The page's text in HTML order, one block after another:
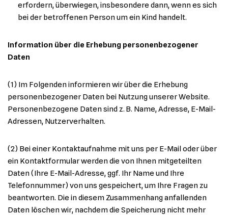
erfordern, überwiegen, insbesondere dann, wenn es sich
bei der betroffenen Person um ein Kind handelt.
Information über die Erhebung personenbezogener
Daten
(1) Im Folgenden informieren wir über die Erhebung
personenbezogener Daten bei Nutzung unserer Website.
Personenbezogene Daten sind z. B. Name, Adresse, E-Mail-
Adressen, Nutzerverhalten.
(2) Bei einer Kontaktaufnahme mit uns per E-Mail oder über
ein Kontaktformular werden die von Ihnen mitgeteilten
Daten (Ihre E-Mail-Adresse, ggf. Ihr Name und Ihre
Telefonnummer) von uns gespeichert, um Ihre Fragen zu
beantworten. Die in diesem Zusammenhang anfallenden
Daten löschen wir, nachdem die Speicherung nicht mehr